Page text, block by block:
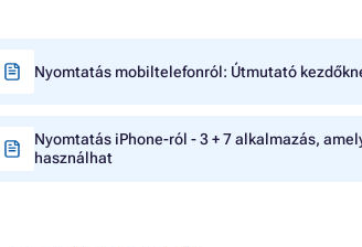
Nyomtatás mobiltelefonról: Útmutató
Nyomtatás iPhone-ról - 3 + 7 alkalmazás,
használhat